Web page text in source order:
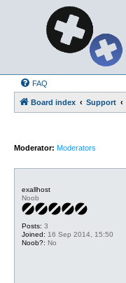
FAQ
Board index Support
Moderator: Moderators
exallhost
Noob
Posts: 3
Joined: 16 Sep 2014, 15:50
Noob?: No